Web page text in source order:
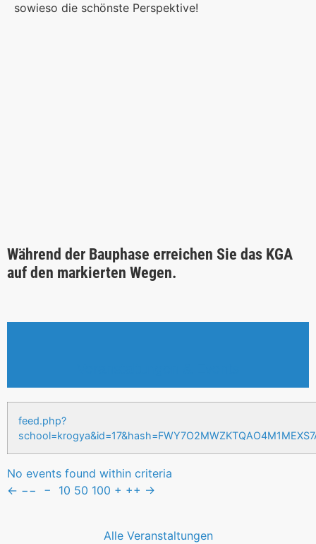
sowieso die schönste Perspektive!
Während der Bauphase erreichen Sie das KGA
auf den markierten Wegen.
feed.php?
No events found within criteria
← −− − 10 50 100 + ++ →
Alle Veranstaltungen